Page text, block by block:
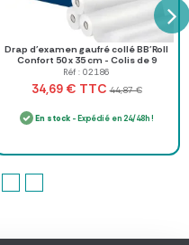
Drap d'examen gaufré collé BB'Roll
Confort 50 x 35 cm - Colis de 9
rouleaux
Réf : 02186
34,69 € TTC 44,87 €
En stock- Expédié en 24/48h !